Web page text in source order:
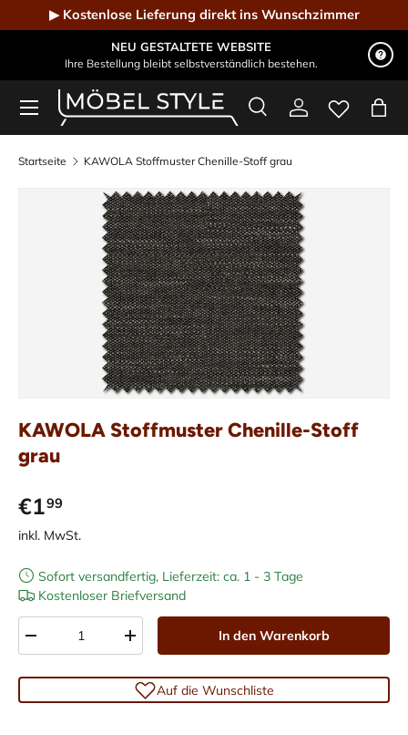
Direkt zum Inhalt
▶ Kostenlose Lieferung direkt ins Wunschzimmer
NEU GESTALTETE WEBSITE
Ihre Bestellung bleibt selbstverständlich bestehen.
Möbel Style - Der Online-Shop für Designmöbel
Suchen
SucheEinloggen
Menü
Startseite KAWOLA Stoffmuster Chenille-Stoff grau
KAWOLA Stoffmuster Chenille-Stoff
grau
€199
inkl. MwSt.
Sofort versandfertig, Lieferzeit: ca. 1 - 3 Tage
Kostenloser Briefversand
-
+ In den Warenkorb
Auf die Wunschliste